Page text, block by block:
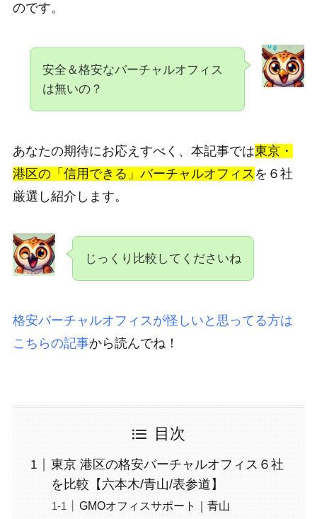
のです。
安全＆格安なバーチャルオフィス
は無いの？
あなたの期待にお応えすべく、本記事では東京・
港区の「信用できる」バーチャルオフィス を６社
厳選し紹介します。
じっくり比較してくださいね
格安バーチャルオフィスが怪しいと思ってる方は
こちらの記事から読んでね！
目次
東京 港区の格安バーチャルオフィス６社
を比較【六本木/青山/表参道】
GMOオフィスサポート｜青山